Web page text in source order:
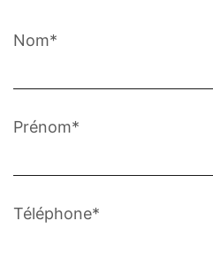
Nom*
Prénom*
Téléphone*